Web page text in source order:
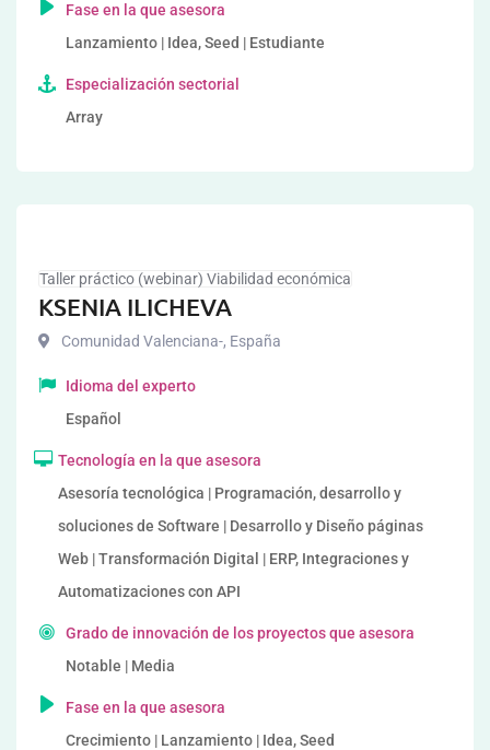
Fase en la que asesora
Lanzamiento | Idea, Seed | Estudiante
Especialización sectorial
Array
Taller práctico (webinar) Viabilidad económica
KSENIA ILICHEVA
Comunidad Valenciana-, España
Idioma del experto
Español
Tecnología en la que asesora
Asesoría tecnológica | Programación, desarrollo y
soluciones de Software | Desarrollo y Diseño páginas
Web | Transformación Digital | ERP, Integraciones y
Automatizaciones con API
Grado de innovación de los proyectos que asesora
Notable | Media
Fase en la que asesora
Crecimiento | Lanzamiento | Idea, Seed